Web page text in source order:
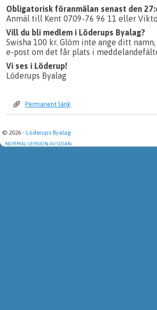
Obligatorisk föranmälan senast den
Anmäl till Kent 0709-76 96 11 eller
Vill du bli medlem i Löderups Byalag?
Swisha 100 kr. Glöm inte ange ditt
e-post om det får plats i
Vi ses i Löderup!
Löderups Byalag
Permanent länk
© 2026 - Löderups Byalag
NORMAL VERSION AV SIDAN